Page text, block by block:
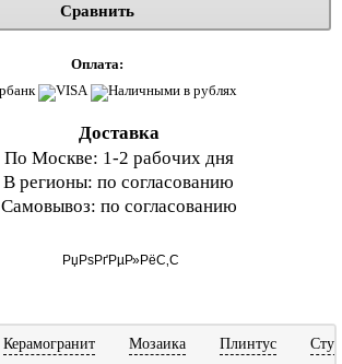
Сравнить
Оплата:
Доставка
По Москве: 1-2 рабочих дня
В регионы: по согласованию
Самовывоз: по согласованию
Керамогранит Мозаика Плинтус